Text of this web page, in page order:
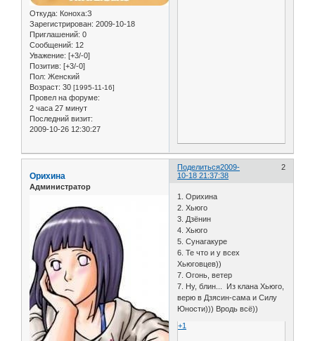
Откуда: Коноха:З
Зарегистрирован: 2009-10-18
Приглашений: 0
Сообщений: 12
Уважение: [+3/-0]
Позитив: [+3/-0]
Пол: Женский
Возраст: 30 [1995-11-16]
Провел на форуме:
2 часа 27 минут
Последний визит:
2009-10-26 12:30:27
Поделиться 2
2009-
10-18 21:37:38
Орихина
Администратор
1. Орихина
2. Хьюго
3. Дзёнин
4. Хьюго
5. Сунагакуре
6. Те что и у всех
Хьюговцев))
7. Огонь, ветер
7. Ну, блин... Из клана Хьюго,
верю в Дзясин-сама и Силу
Юности))) Вродь всё))
+1